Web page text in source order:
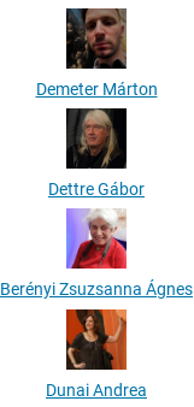
Demeter Márton
Dettre Gábor
Berényi Zsuzsanna Ágnes
Dunai Andrea